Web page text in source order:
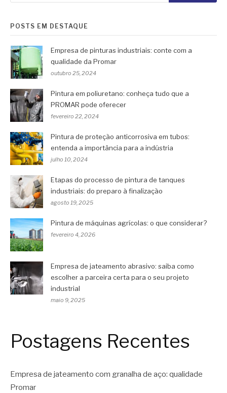
POSTS EM DESTAQUE
Empresa de pinturas industriais: conte com a
qualidade da Promar
outubro 25, 2024
Pintura em poliuretano: conheça tudo que a
PROMAR pode oferecer
fevereiro 22, 2024
Pintura de proteção anticorrosiva em tubos:
entenda a importância para a indústria
julho 10, 2024
Etapas do processo de pintura de tanques
industriais: do preparo à finalização
agosto 19, 2025
Pintura de máquinas agrícolas: o que considerar?
fevereiro 4, 2026
Empresa de jateamento abrasivo: saiba como
escolher a parceira certa para o seu projeto
industrial
maio 9, 2025
Postagens Recentes
Empresa de jateamento com granalha de aço: qualidade
Promar